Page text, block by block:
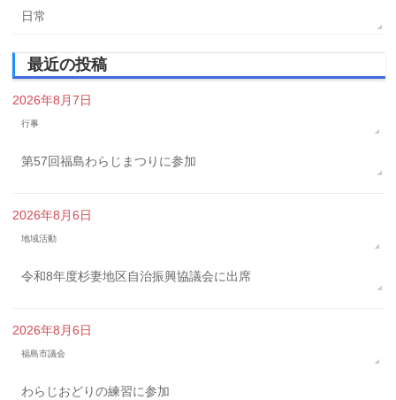
日常
最近の投稿
2026年8月7日
行事
第57回福島わらじまつりに参加
2026年8月6日
地域活動
令和8年度杉妻地区自治振興協議会に出席
2026年8月6日
福島市議会
わらじおどりの練習に参加